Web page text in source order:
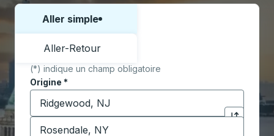
Choisissez un sens ou un aller-retour:
Aller simple
Aller-Retour
(*) indique un champ obligatoire
Origine *
Commencez à saisir la ville d'origine pour ouvrir
Cliquez
Destination*
Commencez à saisir la ville de destination pour